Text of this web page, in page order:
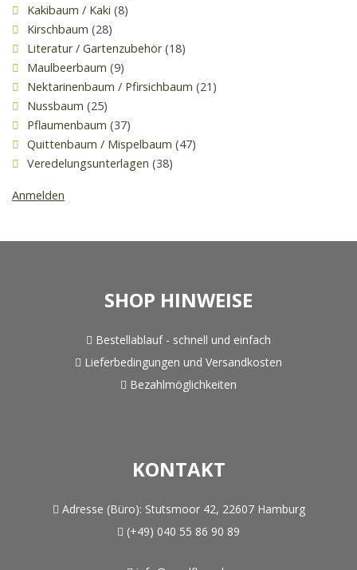
Kakibaum / Kaki (8)
Kirschbaum (28)
Literatur / Gartenzubehör (18)
Maulbeerbaum (9)
Nektarinenbaum / Pfirsichbaum (21)
Nussbaum (25)
Pflaumenbaum (37)
Quittenbaum / Mispelbaum (47)
Veredelungsunterlagen (38)
Anmelden
SHOP HINWEISE
Bestellablauf - schnell und einfach
Lieferbedingungen und Versandkosten
Bezahlmöglichkeiten
KONTAKT
Adresse (Büro): Stutsmoor 42, 22607 Hamburg
(+49) 040 55 86 90 89